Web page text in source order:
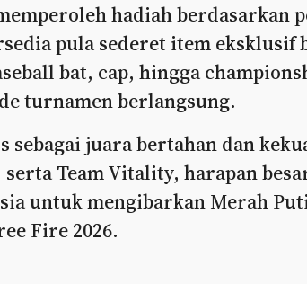
hadiah berdasarkan
pula sederet item eksklusif
bat, cap, hingga
turnamen berlangsung.
sebagai juara bertahan dan
serta Team Vitality, harapan
untuk mengibarkan Merah
Fire 2026.